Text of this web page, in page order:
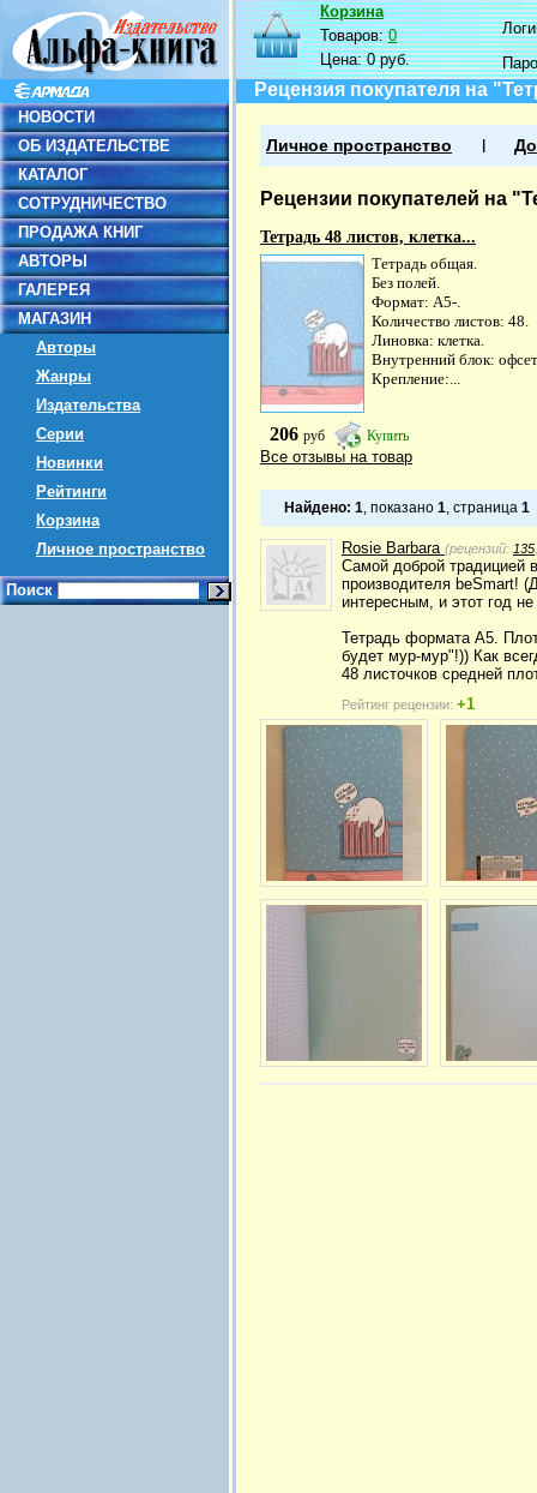
НОВОСТИ
ОБ ИЗДАТЕЛЬСТВЕ
КАТАЛОГ
СОТРУДНИЧЕСТВО
ПРОДАЖА КНИГ
АВТОРЫ
ГАЛЕРЕЯ
МАГАЗИН
Авторы
Жанры
Издательства
Серии
Новинки
Рейтинги
Корзина
Личное пространство
Поиск
Корзина
Товаров:0
Цена:0 руб.
Рецензия покупателя на
Личное пространство
Рецензии покупателей на
Тетрадь 48 листов, клетка...
Тетрадь общая.
Без полей.
Формат: А5-.
Количество листов: 48.
Линовка: клетка.
Внутренний блок:
Крепление:...
206 руб Купить
Все отзывы на товар
Найдено: 1, показано 1, страница 1
Rosie Barbara (рецензий: 135
Самой доброй традицией
производителя beSmart!
интересным, и этот год
Тетрадь формата А5.
будет мур-мур"!)) Как
48 листочков средней
Рейтинг рецензии: +1